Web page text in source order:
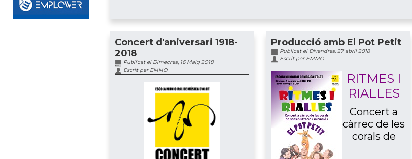
Concert d'aniversari 1918-
2018
Publicat el Dimecres, 16 Maig 2018
Escrit per EMMO
Producció amb El Pot Petit
Publicat el Divendres, 27 abril 2018
Escrit per EMMO
RITMES I
RIALLES
Concert a
càrrec de les
corals de